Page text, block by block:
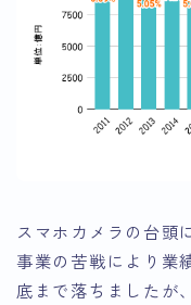
スマホカメラの台頭
事業の苦戦により業
底まで落ちましたが